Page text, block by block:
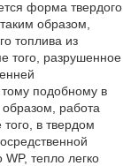
форма твердого
образом,
топлива из
того, разрушенное
подобному в
работа
в твердом
тепло легко